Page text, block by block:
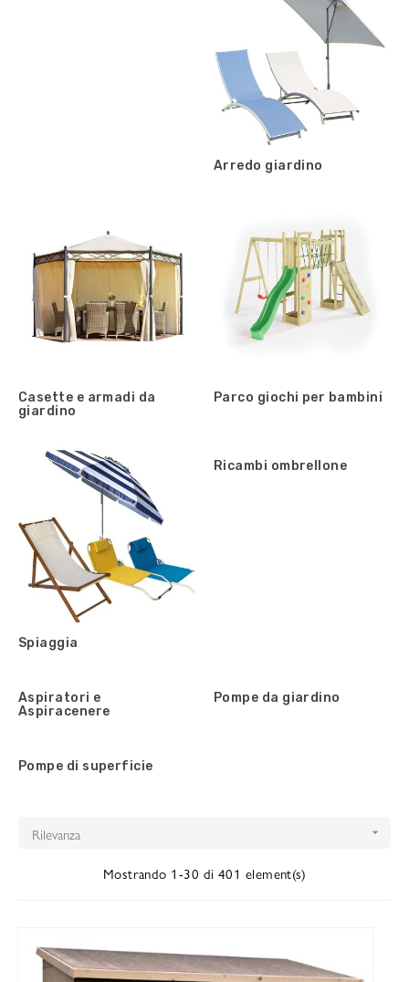
Arredo giardino
Casette e armadi da
giardino
Parco giochi per bambini
Spiaggia
Ricambi ombrellone
Aspiratori e
Aspiracenere
Pompe da giardino
Pompe di superficie
Rilevanza 
Mostrando 1-30 di 401 element(s)